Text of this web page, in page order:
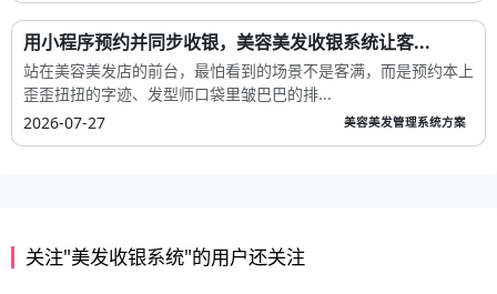
用小程序预约并同步收银，美容美发收银系统让客...
站在美容美发店的前台，最怕看到的场景不是客满，而是预约本上
歪歪扭扭的字迹、发型师口袋里皱巴巴的排...
2026-07-27
美容美发管理系统方案
关注"美发收银系统"的用户还关注